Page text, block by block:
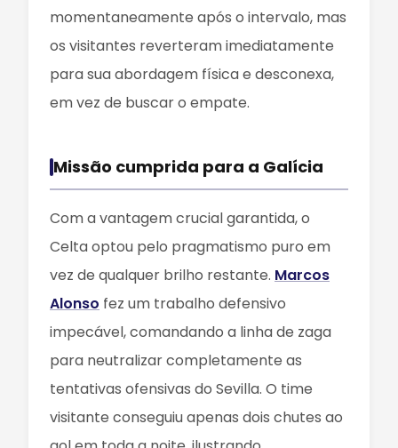
momentaneamente após o intervalo, mas
os visitantes reverteram imediatamente
para sua abordagem física e desconexa,
em vez de buscar o empate.
Missão cumprida para a Galícia
Com a vantagem crucial garantida, o
Celta optou pelo pragmatismo puro em
vez de qualquer brilho restante. Marcos
Alonso fez um trabalho defensivo
impecável, comandando a linha de zaga
para neutralizar completamente as
tentativas ofensivas do Sevilla. O time
visitante conseguiu apenas dois chutes ao